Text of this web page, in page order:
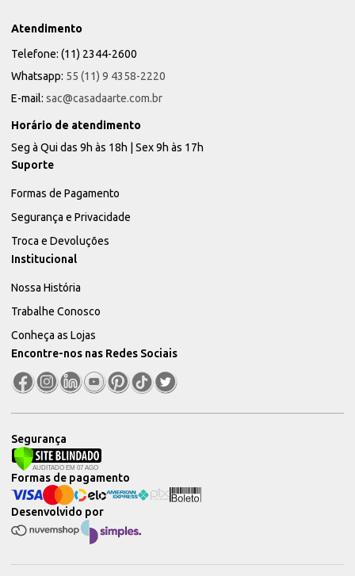
Atendimento
Telefone: (11) 2344-2600
Whatsapp: 55 (11) 9 4358-2220
E-mail: sac@casadaarte.com.br
Horário de atendimento
Seg à Qui das 9h às 18h | Sex 9h às 17h
Suporte
Formas de Pagamento
Segurança e Privacidade
Troca e Devoluções
Institucional
Nossa História
Trabalhe Conosco
Conheça as Lojas
Encontre-nos nas Redes Sociais
Segurança
Desenvolvido por
Formas de pagamento